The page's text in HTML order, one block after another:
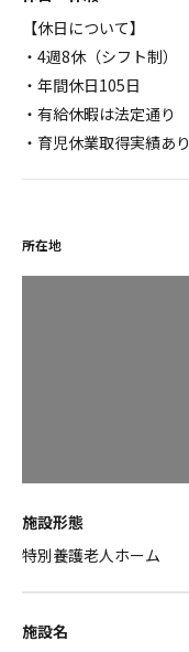
【休日について】
・4週8休（シフト制）
・年間休日105日
・有給休暇は法定通り
・育児休業取得実績あり
所在地
施設形態
特別養護老人ホーム
施設名